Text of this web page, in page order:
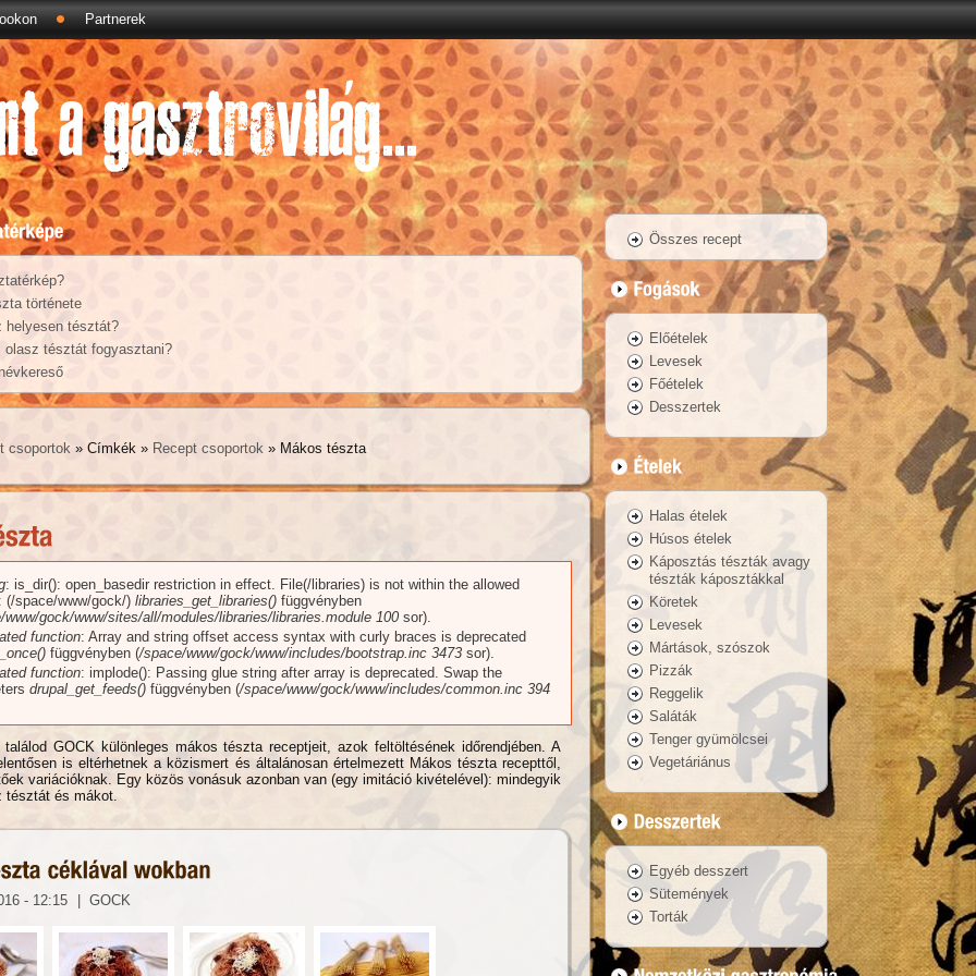
Partnerek
története
helyesen tésztát?
olasz tésztát fogyasztani?
csoportok » Címkék » Recept csoportok » Mákos tészta
: is_dir(): open_basedir restriction in effect. File(/libraries) is not within the allowed
(/space/www/gock/) libraries_get_libraries() függvényben
www/gock/www/sites/all/modules/libraries/libraries.module 100 sor).
function: Array and string offset access syntax with curly braces is deprecated
függvényben (/space/www/gock/www/includes/bootstrap.inc 3473 sor).
function: implode(): Passing glue string after array is deprecated. Swap the
drupal_get_feeds() függvényben (/space/www/gock/www/includes/common.inc 394
találod GOCK különleges mákos tészta receptjeit, azok feltöltésének időrendjében. A
is eltérhetnek a közismert és általánosan értelmezett Mákos tészta recepttől,
variációknak. Egy közös vonásuk azonban van (egy imitáció kivételével): mindegyik
tésztát és mákot.
- 12:15 GOCK
Összes recept
Előételek
Levesek
Főételek
Desszertek
Halas ételek
Húsos ételek
Káposztás tészták avagy
tészták káposztákkal
Köretek
Levesek
Mártások, szószok
Pizzák
Reggelik
Saláták
Tenger gyümölcsei
Vegetáriánus
Egyéb desszert
Sütemények
Torták